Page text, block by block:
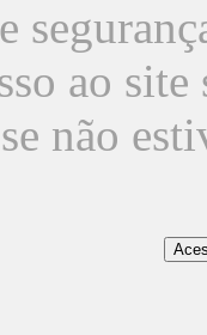
ao
não